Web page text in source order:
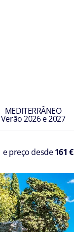
MEDITERRÂNEO
Verão 2026 e 2027
e preço desde161 €